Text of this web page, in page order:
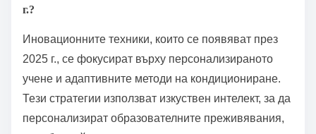
бъдат разработени чрез оценка на индивидуалните
стилове и нужди на учене. Започнете, като
идентифицирате конкретни цели за всеки учащ.
Използвайте оценки, за да съберете данни за
силните и слабите страни. Включете разнообразни